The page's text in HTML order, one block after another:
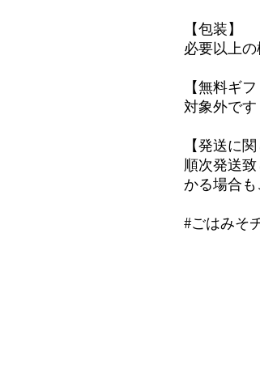
【包装】
必要以上
【無料ギ
対象外です
【発送に関
順次発送
かる場合
#ごはみそ